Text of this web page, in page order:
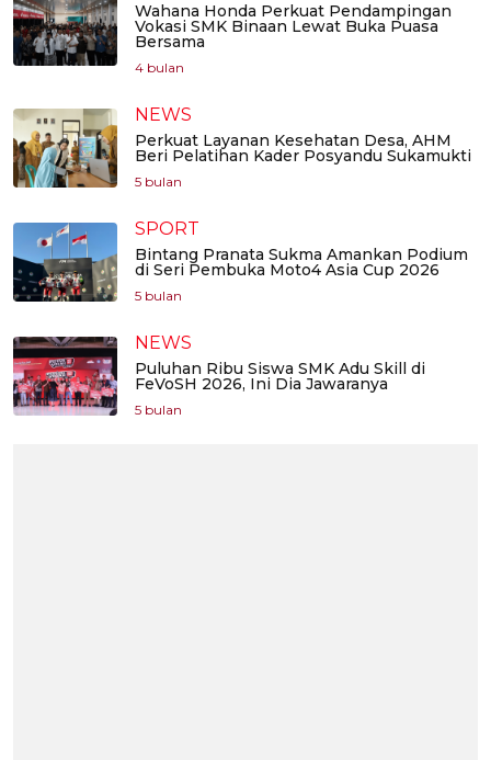
Wahana Honda Perkuat Pendampingan
Vokasi SMK Binaan Lewat Buka Puasa
Bersama
4 bulan
NEWS
Perkuat Layanan Kesehatan Desa, AHM
Beri Pelatihan Kader Posyandu Sukamukti
5 bulan
SPORT
Bintang Pranata Sukma Amankan Podium
di Seri Pembuka Moto4 Asia Cup 2026
5 bulan
NEWS
Puluhan Ribu Siswa SMK Adu Skill di
FeVoSH 2026, Ini Dia Jawaranya
5 bulan